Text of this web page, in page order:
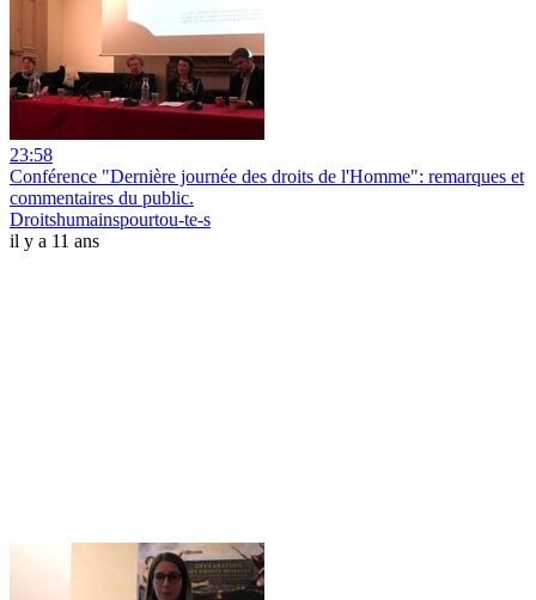
23:58
Conférence "Dernière journée des droits de l'Homme": remarques et
commentaires du public.
Droitshumainspourtou-te-s
il y a 11 ans